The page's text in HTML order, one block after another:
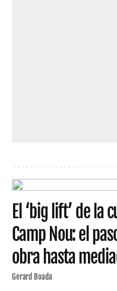
El ‘big lift’ de la
Camp Nou: el
obra hasta
Gerard Boada